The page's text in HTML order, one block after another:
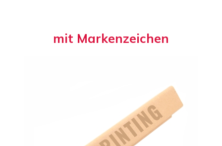
mit Markenzeichen